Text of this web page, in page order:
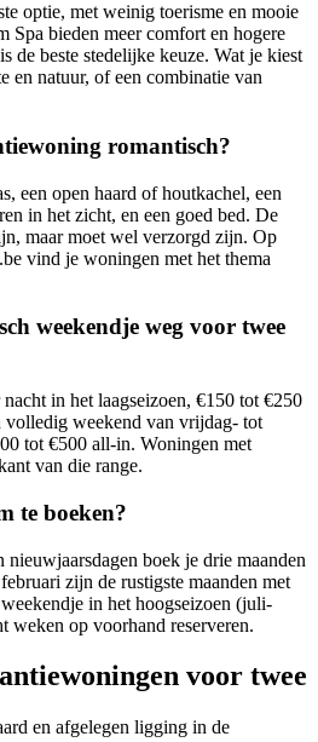
optie, met weinig toerisme en mooie
Spa bieden meer comfort en hogere
de beste stedelijke keuze. Wat je kiest
en natuur, of een combinatie van
romantisch?
een open haard of houtkachel, een
in het zicht, en een goed bed. De
maar moet wel verzorgd zijn. Op
vind je woningen met het thema
weekendje weg voor twee
in het laagseizoen, €150 tot €250
volledig weekend van vrijdag- tot
tot €500 all-in. Woningen met
van die range.
te boeken?
nieuwjaarsdagen boek je drie maanden
zijn de rustigste maanden met
in het hoogseizoen (juli-
weken op voorhand reserveren.
voor twee
en afgelegen ligging in de